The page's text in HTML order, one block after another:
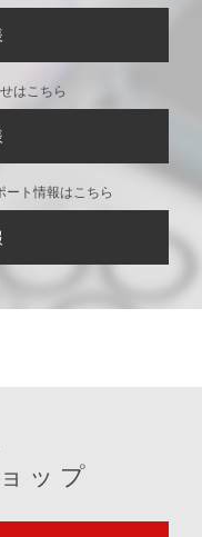
はこちら
ート情報はこちら
ップ